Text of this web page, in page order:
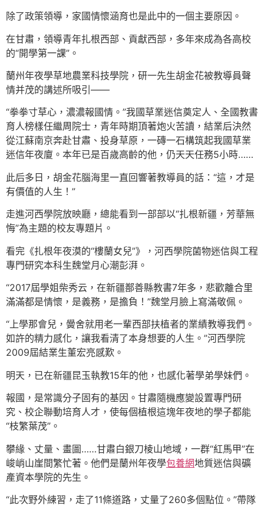
除了政策領導，家國情懷涵育也是此中的一個主要原因。
在甘肅，領導青年扎根西部、貢獻西部，多年來成為各高校
的“開學第一課”。
蘭州年夜學草地農業科技學院，研一先生胡金花被教導員聲
情并茂的講述所吸引——
“拳拳寸草心，濃濃報國情。”我國草業迷信奠定人、全國教書
育人榜樣任繼周院士，青年時期頂著炮火苦讀，結業后決然
從江蘇南京奔赴甘肅、投身草原，一磚一石構筑起我國草業
迷信年夜廈。本年已是百歲高齡的他，仍天天任務5小時……
此后多日，胡金花腦海里一直回響著教導員的話：“這，才是
有價值的人生！”
走進河西學院放映廳，總能看到一部部以“扎根新疆，芳華無
悔”為主題的校友專題片。
看完《扎根年夜漠的“樓蘭女兒”》，河西學院菌物迷信與工程
專門研究本科生魏堂月心潮彭湃。
“2017屆學姐柴秀云，在新疆鄯善縣教書7年多，悲歡離合里
滿滿都是情懷，是義務，是擔負！”魏堂月臉上寫滿敬佩。
“上學那會兒，黌舍就用老一輩西部扶植者的業績教導我們。
如許的精力感化，讓我看清了本身想要的人生。”河西學院
2009屆結業生董宏亮感歎。
明天，已在新疆昆玉執教15年的他，也感化著學弟學妹們。
報國，是常識分子固有的基因。甘肅隨機應變設置專門研
究、校企聯動培育人才，使每個植根這塊年夜地的學子都能
“枝繁葉茂”。
攀緣、丈量、畫圖……甘肅白銀刀棱山地域，一群“紅馬甲”在
峻峭山崖間繁忙著。他們是蘭州年夜學包養網地質迷信與礦
產資本學院的先生。
“此次野外練習，走了11條道路，丈量了260多個點位。”帶隊